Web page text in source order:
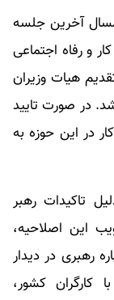
آخرین جلسه
و رفاه اجتماعی
هیات وزیران
در صورت تایید
در این حوزه به
تاکیدات رهبر
این اصلاحیه،
رهبری در دیدار
کارگران کشور،